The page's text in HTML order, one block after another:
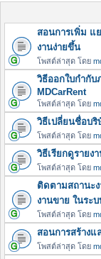
สอนการเพิ่ม แ
งานง่ายขึ้น
โพสต์ล่าสุด โดย
วิธีออกใบกำกับ
MDCarRent
โพสต์ล่าสุด โดย
วิธีเปลี่ยนชื่อบริ
โพสต์ล่าสุด โดย
วิธีเรียกดูรายง
โพสต์ล่าสุด โดย
ติดตามสถานะ
งานขาย ในระ
โพสต์ล่าสุด โดย
สอนการสร้างแ
โพสต์ล่าสุด โดย